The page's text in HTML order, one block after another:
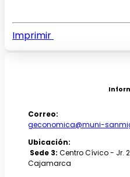
Imprimir
Correo:
geconomica@muni-
Ubicación:
Sede 3: Centro Cívico - Jr.
Cajamarca